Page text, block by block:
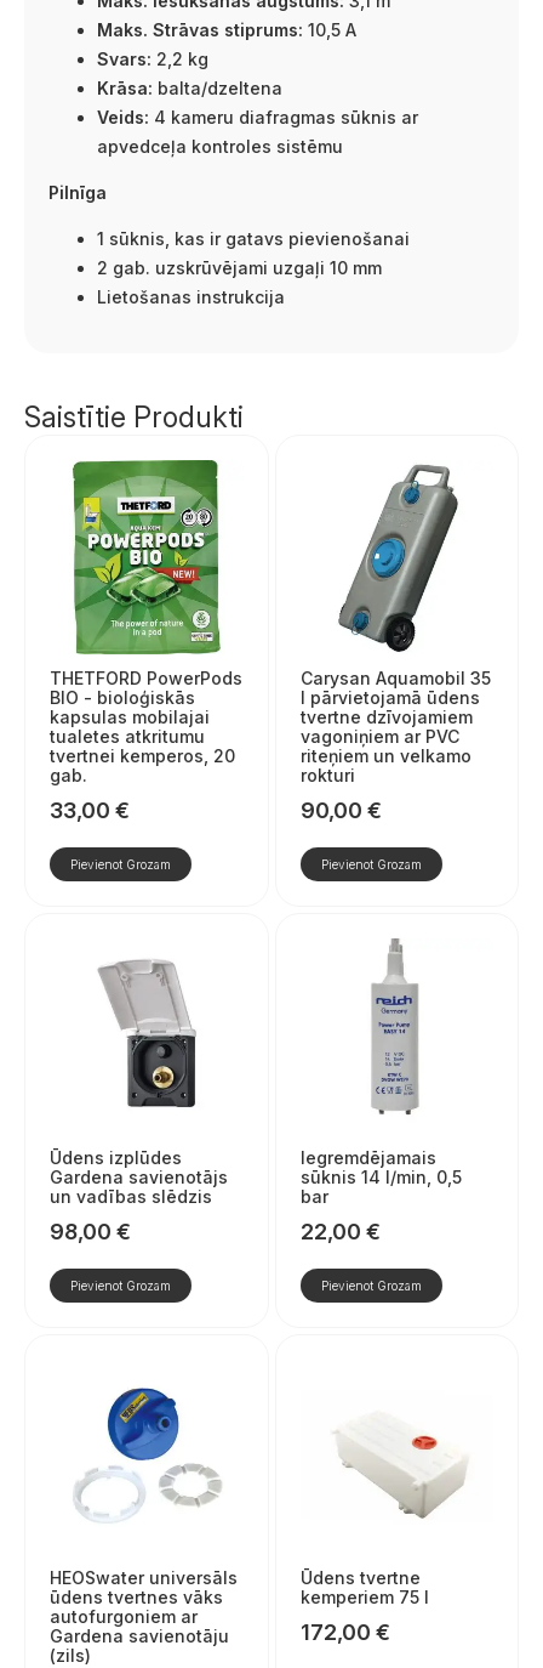
Maks. Strāvas stiprums: 10,5 A
Svars: 2,2 kg
Krāsa: balta/dzeltena
Veids: 4 kameru diafragmas sūknis ar
apvedceļa kontroles sistēmu
Pilnīga
1 sūknis, kas ir gatavs pievienošanai
2 gab. uzskrūvējami uzgaļi 10 mm
Lietošanas instrukcija
Saistītie Produkti
THETFORD PowerPods
BIO - bioloģiskās
kapsulas mobilajai
tualetes atkritumu
tvertnei kemperos, 20
gab.
33,00 €
Pievienot Grozam
Carysan Aquamobil 35
l pārvietojamā ūdens
tvertne dzīvojamiem
vagoniņiem ar PVC
riteņiem un velkamo
rokturi
90,00 €
Pievienot Grozam
Ūdens izplūdes
Gardena savienotājs
un vadības slēdzis
98,00 €
Pievienot Grozam
Iegremdējamais
sūknis 14 l/min, 0,5
bar
22,00 €
Pievienot Grozam
HEOSwater universāls
ūdens tvertnes vāks
autofurgoniem ar
Gardena savienotāju
(zils)
Ūdens tvertne
kemperiem 75 l
172,00 €